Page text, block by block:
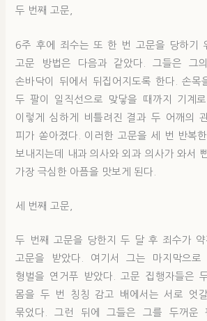
두 번째 고문,
6주 후에 죄수는 또 한 번 고문을 당하기
고문 방법은 다음과 같았다. 그들은 그
손바닥이 뒤에서 뒤집어지도록 한다. 손목
두 팔이 일직선으로 맞닿을 때까지 기계로
이렇게 심하게 비틀려진 결과 두 어깨의
피가 쏟아졌다. 이러한 고문을 세 번 반복
보내지는데 내과 의사와 외과 의사가 와서
가장 극심한 아픔을 맛보게 된다.
세 번째 고문,
두 번째 고문을 당한지 두 달 후 죄수가 약
고문을 받았다. 여기서 그는 마지막으
형벌을 연거푸 받았다. 고문 집행자들은
몸을 두 번 칭칭 감고 배에서는 서로 엇
묶었다. 그런 뒤에 그들은 그를 두꺼운